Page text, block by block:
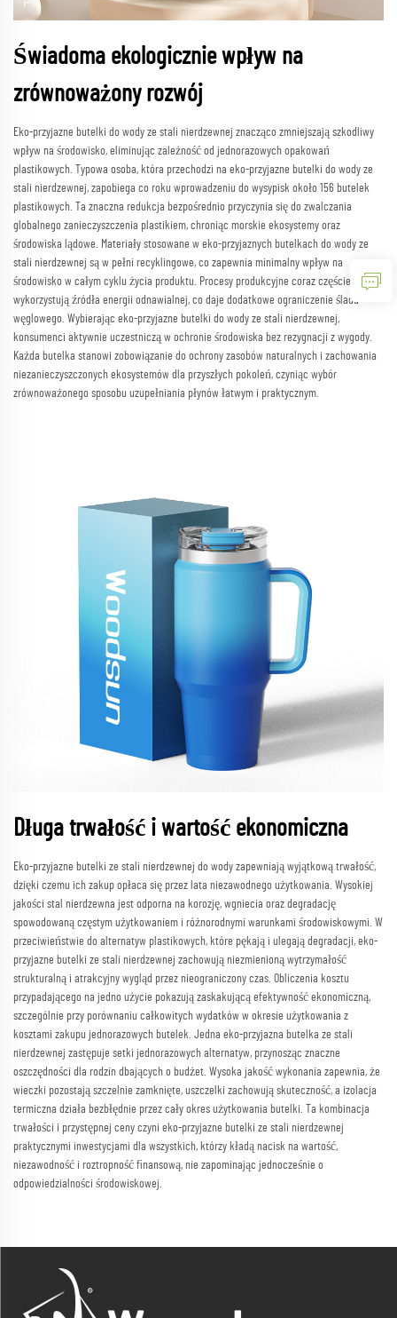
Świadoma ekologicznie wpływ na
zrównoważony rozwój
Eko-przyjazne butelki do wody ze stali nierdzewnej znacząco zmniejszają szkodliwy
wpływ na środowisko, eliminując zależność od jednorazowych opakowań
plastikowych. Typowa osoba, która przechodzi na eko-przyjazne butelki do wody ze
stali nierdzewnej, zapobiega co roku wprowadzeniu do wysypisk około 156 butelek
plastikowych. Ta znaczna redukcja bezpośrednio przyczynia się do zwalczania
globalnego zanieczyszczenia plastikiem, chroniąc morskie ekosystemy oraz
środowiska lądowe. Materiały stosowane w eko-przyjaznych butelkach do wody ze
stali nierdzewnej są w pełni recyklingowe, co zapewnia minimalny wpływ na
środowisko w całym cyklu życia produktu. Procesy produkcyjne coraz częściej
wykorzystują źródła energii odnawialnej, co daje dodatkowe ograniczenie śladu
węglowego. Wybierając eko-przyjazne butelki do wody ze stali nierdzewnej,
konsumenci aktywnie uczestniczą w ochronie środowiska bez rezygnacji z wygody.
Każda butelka stanowi zobowiązanie do ochrony zasobów naturalnych i zachowania
niezanieczyszczonych ekosystemów dla przyszłych pokoleń, czyniąc wybór
zrównoważonego sposobu uzupełniania płynów łatwym i praktycznym.
Długa trwałość i wartość ekonomiczna
Eko-przyjazne butelki ze stali nierdzewnej do wody zapewniają wyjątkową trwałość,
dzięki czemu ich zakup opłaca się przez lata niezawodnego użytkowania. Wysokiej
jakości stal nierdzewna jest odporna na korozję, wgniecia oraz degradację
spowodowaną częstym użytkowaniem i różnorodnymi warunkami środowiskowymi. W
przeciwieństwie do alternatyw plastikowych, które pękają i ulegają degradacji, eko-
przyjazne butelki ze stali nierdzewnej zachowują niezmienioną wytrzymałość
strukturalną i atrakcyjny wygląd przez nieograniczony czas. Obliczenia kosztu
przypadającego na jedno użycie pokazują zaskakującą efektywność ekonomiczną,
szczególnie przy porównaniu całkowitych wydatków w okresie użytkowania z
kosztami zakupu jednorazowych butelek. Jedna eko-przyjazna butelka ze stali
nierdzewnej zastępuje setki jednorazowych alternatyw, przynosząc znaczne
oszczędności dla rodzin dbających o budżet. Wysoka jakość wykonania zapewnia, że
wieczki pozostają szczelnie zamknięte, uszczelki zachowują skuteczność, a izolacja
termiczna działa bezbłędnie przez cały okres użytkowania butelki. Ta kombinacja
trwałości i przystępnej ceny czyni eko-przyjazne butelki ze stali nierdzewnej
praktycznymi inwestycjami dla wszystkich, którzy kładą nacisk na wartość,
niezawodność i roztropność finansową, nie zapominając jednocześnie o
odpowiedzialności środowiskowej.